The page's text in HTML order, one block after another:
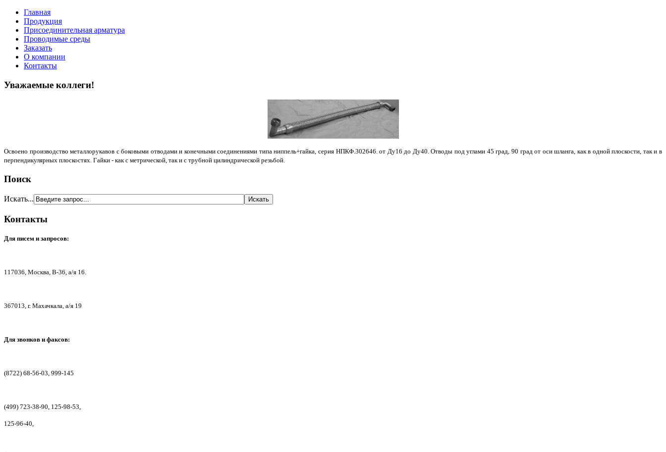
Главная
Продукция
Присоединительная арматура
Проводимые среды
Заказать
О компании
Контакты
Уважаемые коллеги!
Освоено производство металлорукавов с боковыми отводами и конечными соединениями типа ниппель+гайка, серия НПКФ.302646. от Ду16 до Ду40. Отводы под углами 45 град, 90 град от оси шланга, как в одной плоскости, так и в
перпендикулярных плоскостях. Гайки - как с метрической, так и с трубной цилиндрической резьбой.
Поиск
Искать...
Контакты
Для писем и запросов:
117036, Москва, В-36, а/я 16.
367013, г. Махачкала, а/я 19
Для звонков и факсов:
(8722) 68-56-03, 999-145
(499) 723-38-90, 125-98-53,
125-96-40,